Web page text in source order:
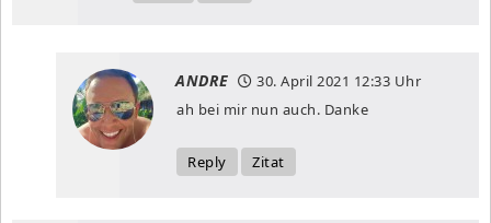
ANDRE 30. April 2021 12:33 Uhr
ah bei mir nun auch. Danke
Reply Zitat